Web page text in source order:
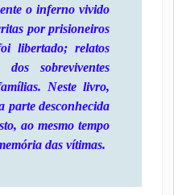
o inferno vivido
por prisioneiros
libertado; relatos
sobreviventes
Neste livro,
parte desconhecida
ao mesmo tempo
das vítimas.